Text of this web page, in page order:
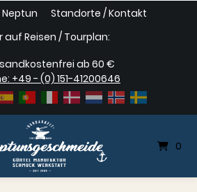
Neptun
Standorte / Kontakt
auf Reisen / Tourplan:
ab 60 €
+49 - (0) 151-41200646
0